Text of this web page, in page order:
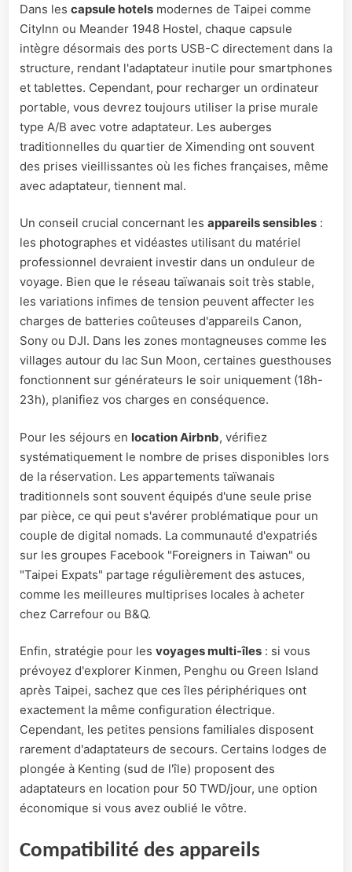
Dans les capsule hotels modernes de Taipei comme
CityInn ou Meander 1948 Hostel, chaque capsule
intègre désormais des ports USB-C directement dans la
structure, rendant l'adaptateur inutile pour smartphones
et tablettes. Cependant, pour recharger un ordinateur
portable, vous devrez toujours utiliser la prise murale
type A/B avec votre adaptateur. Les auberges
traditionnelles du quartier de Ximending ont souvent
des prises vieillissantes où les fiches françaises, même
avec adaptateur, tiennent mal.
Un conseil crucial concernant les appareils sensibles :
les photographes et vidéastes utilisant du matériel
professionnel devraient investir dans un onduleur de
voyage. Bien que le réseau taïwanais soit très stable,
les variations infimes de tension peuvent affecter les
charges de batteries coûteuses d'appareils Canon,
Sony ou DJI. Dans les zones montagneuses comme les
villages autour du lac Sun Moon, certaines guesthouses
fonctionnent sur générateurs le soir uniquement (18h-
23h), planifiez vos charges en conséquence.
Pour les séjours en location Airbnb, vérifiez
systématiquement le nombre de prises disponibles lors
de la réservation. Les appartements taïwanais
traditionnels sont souvent équipés d'une seule prise
par pièce, ce qui peut s'avérer problématique pour un
couple de digital nomads. La communauté d'expatriés
sur les groupes Facebook "Foreigners in Taiwan" ou
"Taipei Expats" partage régulièrement des astuces,
comme les meilleures multiprises locales à acheter
chez Carrefour ou B&Q.
Enfin, stratégie pour les voyages multi-îles : si vous
prévoyez d'explorer Kinmen, Penghu ou Green Island
après Taipei, sachez que ces îles périphériques ont
exactement la même configuration électrique.
Cependant, les petites pensions familiales disposent
rarement d'adaptateurs de secours. Certains lodges de
plongée à Kenting (sud de l'île) proposent des
adaptateurs en location pour 50 TWD/jour, une option
économique si vous avez oublié le vôtre.
Compatibilité des appareils